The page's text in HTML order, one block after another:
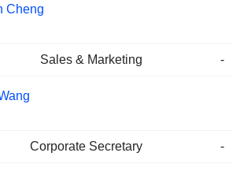
Cheng
Sales & Marketing -
Corporate Secretary -